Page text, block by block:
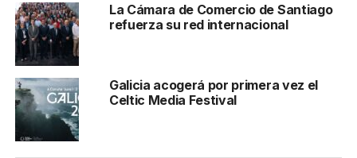
Innovación con sello gallego
en el GITEX Global 2025
Cada una de las empresas gallegas participantes
presentará en Dubái proyectos punteros que reflejan
el potencial tecnológico de Galicia.
La Cámara de Comercio de Santiago
refuerza su red internacional
Galicia acogerá por primera vez el
Celtic Media Festival